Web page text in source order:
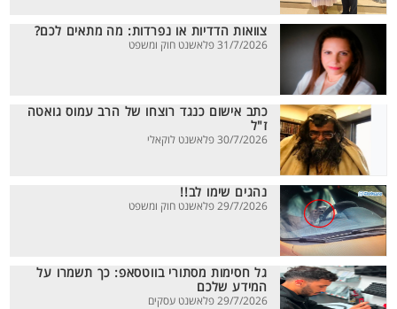
צוואות הדדיות או נפרדות: מה מתאים לכם?
31/7/2026 פלאשנט חוק ומשפט
כתב אישום כנגד רוצחו של הרב עמוס גואטה
ז"ל
30/7/2026 פלאשנט לוקאלי
נהגים שימו לב!!
29/7/2026 פלאשנט חוק ומשפט
גל חסימות מסתורי בווטסאפ: כך תשמרו על
המידע שלכם
29/7/2026 פלאשנט עסקים